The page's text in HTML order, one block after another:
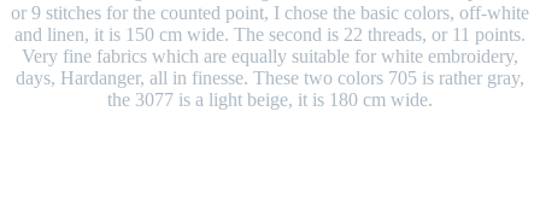
or 9 stitches for the counted point, I chose the basic colors, off-white
and linen, it is 150 cm wide. The second is 22 threads, or 11 points.
Very fine fabrics which are equally suitable for white embroidery,
days, Hardanger, all in finesse. These two colors 705 is rather gray,
the 3077 is a light beige, it is 180 cm wide.